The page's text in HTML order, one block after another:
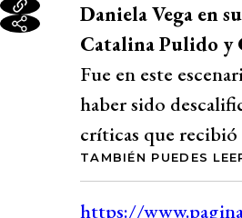
Daniela Vega en
Catalina Pulido y
Fue en este
haber sido
críticas que recibió
TAMBIÉN PUEDES